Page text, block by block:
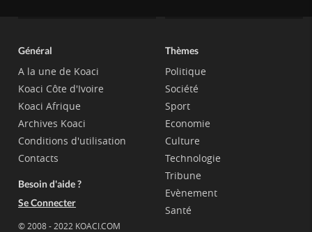
Général
A la une de Koaci
Koaci Côte d'Ivoire
Koaci Afrique
Archives Koaci
Conditions d'utilisation
Contacts
Besoin d'aide ?
Se Connecter
© 2008 - 2022 KOACI.COM
Thèmes
Politique
Société
Sport
Economie
Culture
Technologie
Tribune
Evènement
Santé